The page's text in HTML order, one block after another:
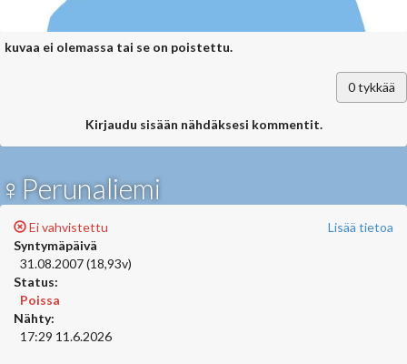
kuvaa ei olemassa tai se on poistettu.
0tykkää
Kirjaudu sisään nähdäksesi kommentit.
♀Perunaliemi
Lisää tietoa
Ei vahvistettu
Syntymäpäivä
31.08.2007 (18,93v)
Status:
Poissa
Nähty:
17:29 11.6.2026